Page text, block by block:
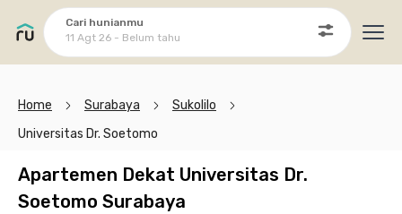
Cari hunianmu
11 Agt 26 - Belum tahu
Home Surabaya
Sukolilo
Universitas Dr. Soetomo
Apartemen Dekat Universitas Dr.
Soetomo Surabaya